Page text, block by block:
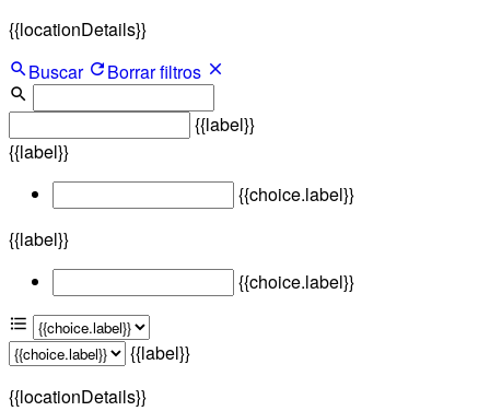
{{locationDetails}}
Buscar
Borrar filtros
{{label}}
{{label}}
{{choice.label}}
{{label}}
{{choice.label}}
{{label}}
{{locationDetails}}